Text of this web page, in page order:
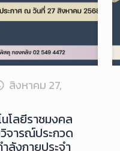
สิงหาคม 27,
โลยีราชมงคล
จารณ์ประกวด
งกายประจํา